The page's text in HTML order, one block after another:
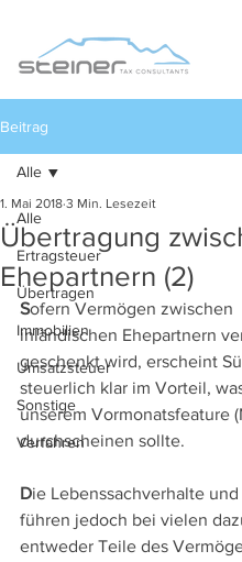
Beitrag
Alle
Ertragsteuer
Übertragen
Immobilien
Umsatzsteuer
Sonstige
Verfahren
Alle
Übertragung
Ehepartnern (2)
1. Mai 2018 3 Min. Lesezeit
Sofern Vermögen zwischen
inländischen Ehepartnern
geschenkt wird, erscheint
steuerlich klar im Vorteil,
unserem Vormonatsfeature
durchscheinen sollte.
Die Lebenssachverhalte
führen jedoch bei vielen
entweder Teile des